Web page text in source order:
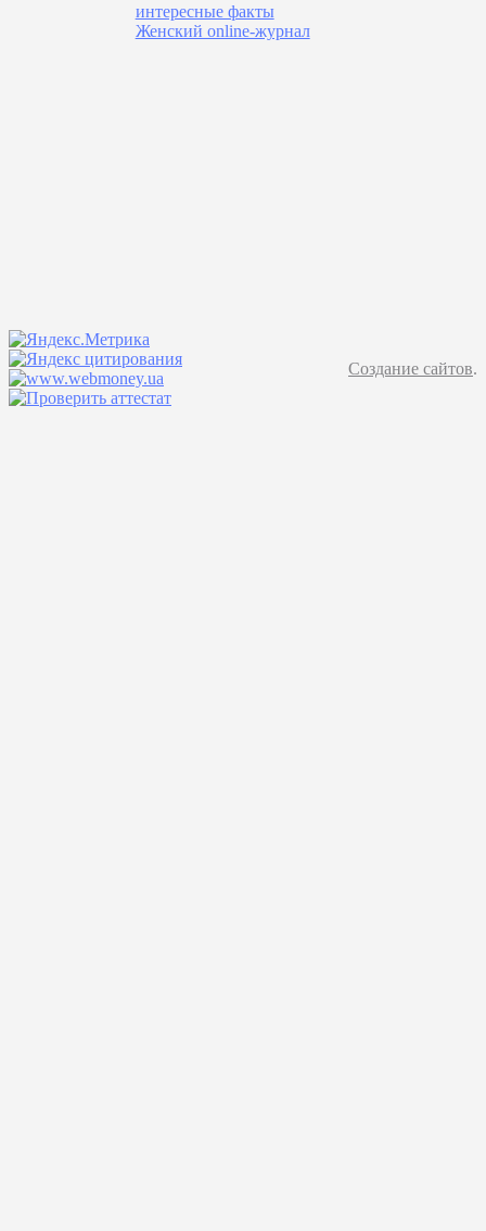
интересные факты
Женский online-журнал
Создание сайтов.